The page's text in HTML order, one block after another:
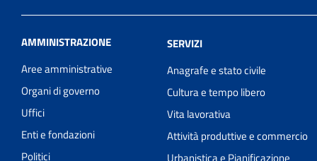
AMMINISTRAZIONE
Aree amministrative
Organi di governo
Uffici
Enti e fondazioni
Politici
SERVIZI
Anagrafe e stato civile
Cultura e tempo libero
Vita lavorativa
Attività produttive e commercio
Urbanistica e Pianificazione